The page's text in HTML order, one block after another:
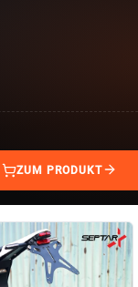
ZUM PRODUKT